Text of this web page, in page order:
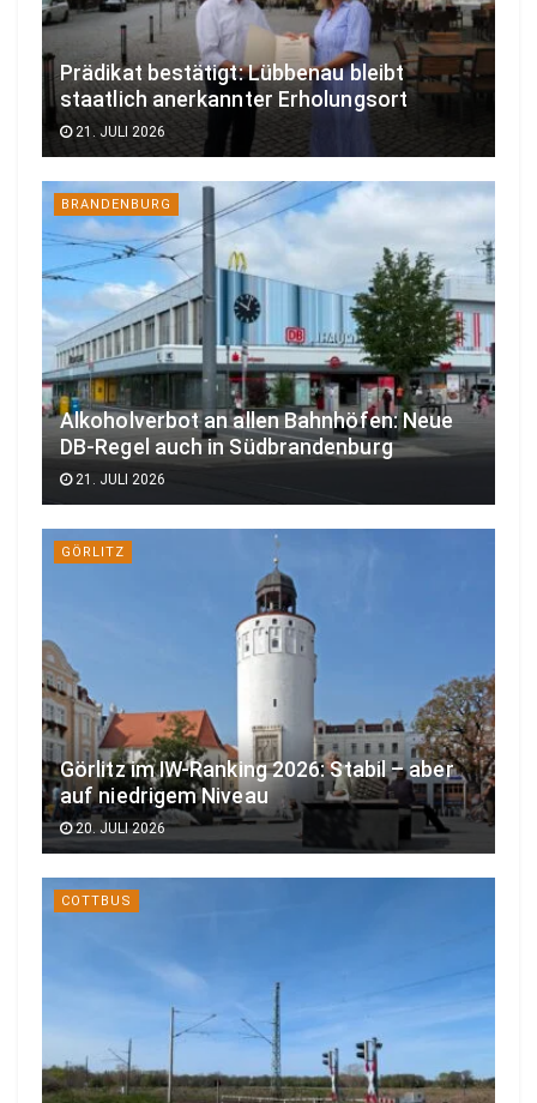
Prädikat bestätigt: Lübbenau bleibt
staatlich anerkannter Erholungsort
21. JULI 2026
BRANDENBURG
Alkoholverbot an allen Bahnhöfen: Neue
DB-Regel auch in Südbrandenburg
21. JULI 2026
GÖRLITZ
Görlitz im IW-Ranking 2026: Stabil – aber
auf niedrigem Niveau
20. JULI 2026
COTTBUS